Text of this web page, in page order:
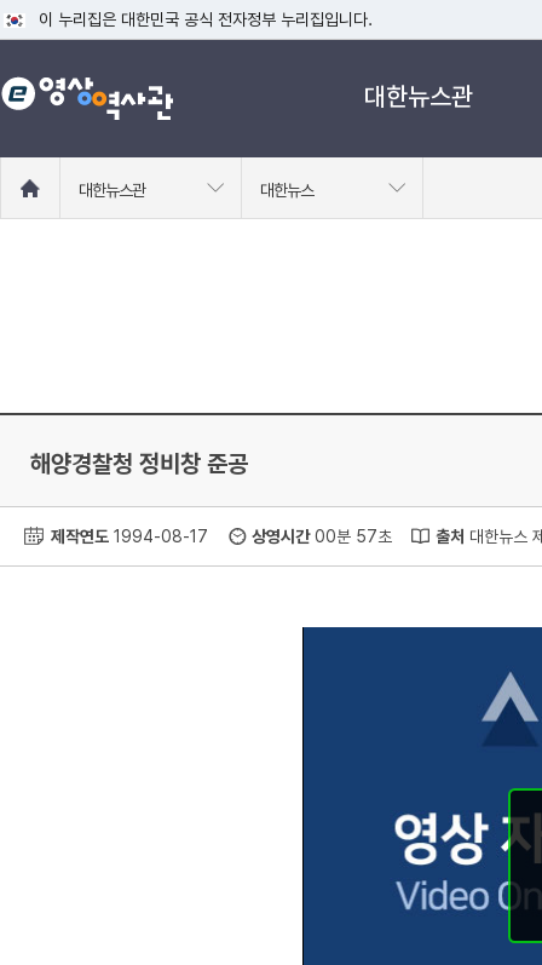
이 누리집은 대한민국 공식 전자정부 누리집입니다.
공식 누리집 주소 확인하기
go.kr 주소를 사용하는 누리집은 대한민국 정부기관이 관리하는 누리집입니
대한뉴스관
로
대한뉴스관 대한뉴스
해양경찰청 정비창 준공
제작연도 1994-08-17 상영시간00분 57초 출처 대한뉴스